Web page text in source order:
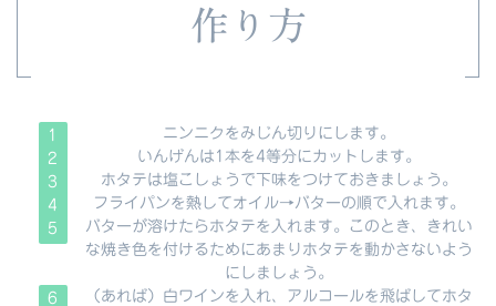
作り方
ニンニクをみじん切りにします。
いんげんは1本を4等分にカットします。
ホタテは塩こしょうで下味をつけておきましょう。
フライパンを熱してオイル→バターの順で入れます。
バターが溶けたらホタテを入れます。このとき、きれい
な焼き色を付けるためにあまりホタテを動かさないよう
にしましょう。
（あれば）白ワインを入れ、アルコールを飛ばしてホタ